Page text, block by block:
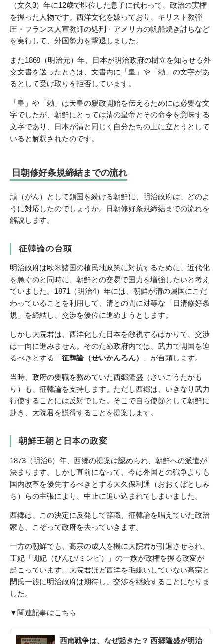
（文久3）年に12歳で即位した息子に代わって、政治の実権
を握った人物です。西洋文化を嫌っており、キリスト教弾
圧・フランス人宣教師の処刑・アメリカの帆船焼き討ちなど
を実行して、外国勢力を撃退しました。
また1868（明治元）年、日本が明治政府の樹立を知らせる外
交文書を送ったときは、文書内に「皇」や「勅」の文字があ
るとして受け取りを拒否しています。
「皇」や「勅」は天皇の親政開始を伝えるためには必要な文
字でしたが、朝鮮にとっては清の皇帝とその命令を意味する
文字であり、日本が清と同じく自分たちの上に立とうとして
いると解釈されたのです。
日朝修好条規締結までの流れ
頑（がん）として鎖国を続ける朝鮮に、明治政府は、どのよ
うに対応したのでしょうか。日朝修好条規締結までの流れを
解説します。
征韓論の台頭
明治政府は欧米諸国の植民地政策に対抗するために、近代化
を急ぐのと同時に、朝鮮との交易で国力を増強したいと考え
ていました。1871（明治4）年には、朝鮮が清の属国にこだ
わっていることを利用して、清との間に対等な「日清修好条
規」を締結し、交渉を優位に進めようとします。
しかし大院君は、西洋化した日本を敵視するばかりで、交渉
は一向に進みません。そのため政府内では、武力で開国を迫
るべきとする「征韓論（せいかんろん） 」が台頭します。
当時、政府の要職を務めていた西郷隆盛（さいごうたかも
り）も、征韓論を支持します。ただし西郷は、いきなり武力
行使することには反対でした。そこで自ら使節として朝鮮に
赴き、大院君を説得することを提案します。
朝鮮王朝と日本の政変
1873（明治6）年、西郷の提案は認められ、朝鮮への派遣が
決まります。しかし直前になって、今は外国との戦争よりも
国内改革を優先するべきとする大久保利通（おおくぼとしみ
ち）らの主張により、中止に追い込まれてしまいました。
西郷は、この決定に反発して辞職、征韓論を唱えていた政治
家も、こぞって政府を去っていきます。
一方の朝鮮でも、高宗の成人を機に大院君が引退させられ、
王妃「閔妃（びんひ/ミンピ）」の一族が政権を握る政変が
起こっています。大院君ほど西洋を毛嫌いしていない高宗と
閔氏一族に明治政府は期待し、交渉を継続することになりま
した。
▼関連記事はこちら
西南戦争は、なぜ起きた？ 西郷隆盛が明治